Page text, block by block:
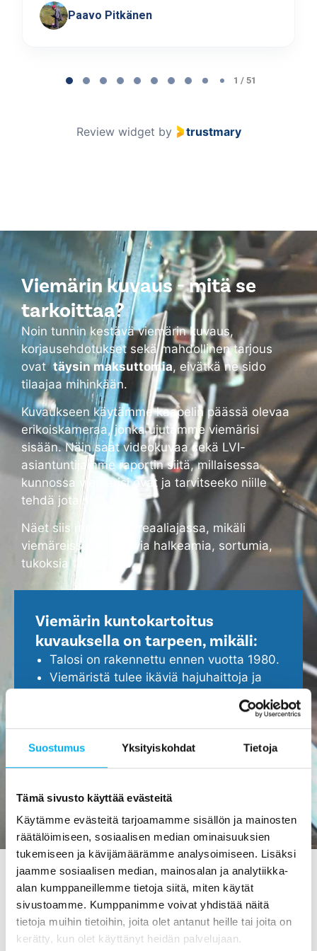
Suostumus Yksityiskohdat Tietoja
Tämä sivusto käyttää evästeitä
Käytämme evästeitä tarjoamamme sisällön ja mainosten
räätälöimiseen, sosiaalisen median ominaisuuksien
tukemiseen ja kävijämäärämme analysoimiseen. Lisäksi
jaamme sosiaalisen median, mainosalan ja analytiikka-
alan kumppaneillemme tietoja siitä, miten käytät
sivustoamme. Kumppanimme voivat yhdistää näitä
tietoja muihin tietoihin, joita olet antanut heille tai joita on
kerätty, kun olet käyttänyt heidän palvelujaan.
Paavo Pitkänen
1 / 51
Review widget by trustmary
Viemärin kuvaus - mitä se
tarkoittaa?
Noin tunnin kestävä viemärin kuvaus,
korjausehdotukset sekä mahdollinen tarjous
ovat täysin maksuttomia, eivätkä ne sido
tilaajaa mihinkään.
Kuvaukseen käytämme kaapelin päässä olevaa
erikoiskameraa, jonka ujutamme viemärisi
sisään. Näin saat videokuvaa sekä LVI-
asiantuntijamme raportin siitä, millaisessa
kunnossa viemärisi ovat ja tarvitseeko niille
tehdä jotain.
Näet siis monitorilta reaaliajassa, mikäli
viemäreissä on alkavia halkeamia, sortumia,
tukoksia tai vuotoja.
Viemärin kuntokartoitus
kuvauksella on tarpeen, mikäli:
Talosi on rakennettu ennen vuotta 1980.
Viemäristä tulee ikäviä hajuhaittoja ja
Epäilet, että viemärissä ei ole kaikki
kunnossa.
Haluat ennakoida ja turvata kotisi
ajoissa, ennen isompien ongelmien
Viemärin kuvaus Pellossa -
tilaa maksutta meiltä!